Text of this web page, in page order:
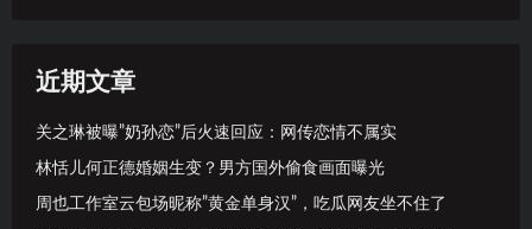
近期文章
关之琳被曝”奶孙恋”后火速回应：网传恋情不属实
林恬儿何正德婚姻生变？男方国外偷食画面曝光
周也工作室云包场昵称”黄金单身汉”，吃瓜网友坐不住了